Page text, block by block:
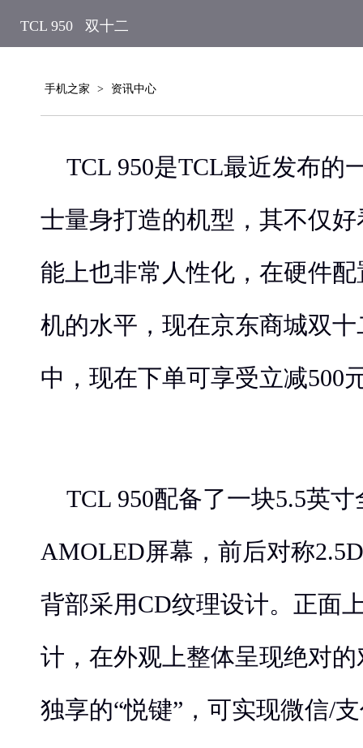
TCL 950 双十二
手机之家 > 资讯中心
TCL 950是TCL最近发布的
士量身打造的机型，其不仅
能上也非常人性化，在硬件
机的水平，现在京东商城双
中，现在下单可享受立减500
TCL 950配备了一块5.5英寸
AMOLED屏幕，前后对称
背部采用CD纹理设计。正面
计，在外观上整体呈现绝对的
独享的“悦键”，可实现微信/